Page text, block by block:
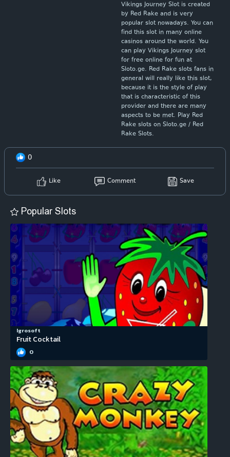
Vikings Journey Slot is created
by Red Rake and is very
popular slot nowadays. You can
find this slot in many online
casinos around the world. You
can play Vikings Journey slot
for free online for fun at
Sloto.ge. Red Rake slots fans in
general will really like this slot,
because it is the style of play
that is characteristic of this
provider and there are many
aspects to be met. Play Red
Rake slots on Sloto.ge / Red
Rake Slots.
0
Like Comment Save
Popular Slots
Igrosoft
Fruit Cocktail
0